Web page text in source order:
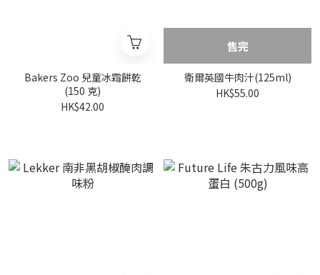
Bakers Zoo 兒童冰霜餅乾
(150 克)
HK$42.00
售完
衛爾英國牛肉汁(125ml)
HK$55.00